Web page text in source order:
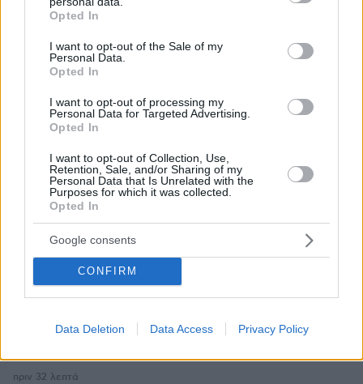
grant or deny consent to Google and its third-party tags to
use your data for below specified purposes in below Google
consent section.
Opted In
I want to opt-out of the Sale of my
Personal Data.
Opted In
I want to opt-out of processing my
Personal Data for Targeted Advertising.
Opted In
I want to opt-out of Collection, Use,
Retention, Sale, and/or Sharing of my
Personal Data that Is Unrelated with the
Purposes for which it was collected.
Opted In
Google consents
CONFIRM
Data Deletion Data Access Privacy Policy
Μαίνεται η μεγάλη φωτιά σε δάσος στο Μουζάκι
Ηλείας, επιχειρούν 105 πυροσβέστες και 9 εναέρια,
δείτε βίντεο και φωτογραφίες
πριν 8 λεπτά
Δίπλα στην Εθνική μπάσκετ Κ16 ο Βασίλης Σπανούλης:
Μίλησε στους παίκτες μετά τη νίκη επί της Γεωργίας
Υψηλή χοληστερόλη: Τέσσερις κινήσεις που τη ρίχνουν
με φυσικό τρόπο
Καλογερόπουλος
πριν 21 λεπτά
Υπό μερικό έλεγχο η φωτιά σε χαμηλή βλάστηση στο
πριν 29 λεπτά
Ξύλινες κουτάλες: Πώς τις πλένουμε, πότε τις
πριν 32 λεπτά